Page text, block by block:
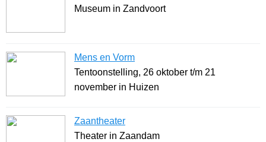
Museum in Zandvoort
Mens en Vorm
Tentoonstelling, 26 oktober t/m 21
november in Huizen
Zaantheater
Theater in Zaandam